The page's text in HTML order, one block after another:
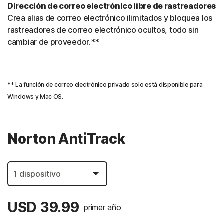
Dirección de correo electrónico libre de rastreadores
Crea alias de correo electrónico ilimitados y bloquea los
rastreadores de correo electrónico ocultos, todo sin
cambiar de proveedor.**
** La función de correo electrónico privado solo está disponible para
Windows y Mac OS.
Norton AntiTrack
USD 39.99 primer año